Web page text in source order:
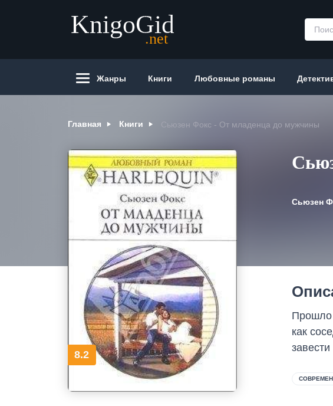
Жанры Книги Любовные романы
Главная Книги Сьюзен Фокс - От младенца до мужчины
8.2
Сьюзен
Прошло
как